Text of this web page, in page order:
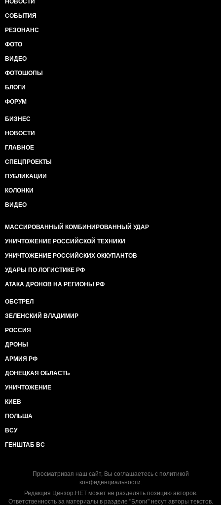
НОВОСТИ
СОБЫТИЯ
РЕЗОНАНС
ФОТО
ВИДЕО
ФОТОШОПЫ
БЛОГИ
ФОРУМ
БИЗНЕС
НОВОСТИ
ГЛАВНОЕ
СПЕЦПРОЕКТЫ
ПУБЛИКАЦИИ
КОЛОНКИ
ВИДЕО
МАССИРОВАННЫЙ КОМБИНИРОВАННЫЙ УДАР
УНИЧТОЖЕНИЕ РОССИЙСКОЙ ТЕХНИКИ
УНИЧТОЖЕНИЕ РОССИЙСКИХ ОККУПАНТОВ
УДАРЫ ПО ЛОГИСТИКЕ РФ
АТАКА ДРОНОВ НА РЕГИОНЫ РФ
ОБСТРЕЛ
ЗЕЛЕНСКИЙ ВЛАДИМИР
РОССИЯ
ДРОНЫ
АРМИЯ РФ
ДОНЕЦКАЯ ОБЛАСТЬ
УНИЧТОЖЕНИЕ
КИЕВ
ПОЛЬША
ВСУ
ГЕНШТАБ ВС
Просматривая наш сайт, Вы соглашаетесь с политикой
конфиденциальности.
Редакция Цензор.НЕТ может не разделять позицию авторов.
Ответственность за материалы в разделе "Блоги" несут авторы текстов.